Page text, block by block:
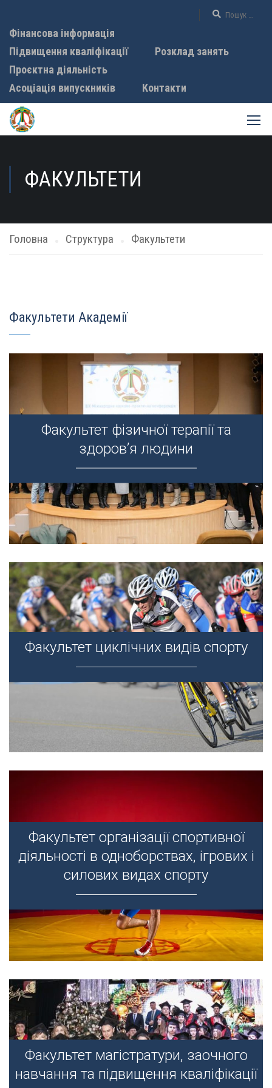
Фінансова інформація
Підвищення кваліфікації
Розклад занять
Проєктна діяльність
Асоціація випускників
Контакти
ФАКУЛЬТЕТИ
Головна Структура Факультети
Факультети Академії
Факультет фізичної терапії та
здоров’я людини
Факультет фізичної терапії та
здоров’я людини
Факультет циклічних видів спорту
Факультет циклічних видів спорту
Факультет організації спортивної
діяльності в одноборствах, ігрових і
силових видах спорту
Факультет організації спортивної
діяльності в одноборствах, ігрових і
силових видах спорту
Факультет магістратури, заочного
навчання та підвищення кваліфікації
Факультет магістратури, заочного
навчання та підвищення кваліфікації